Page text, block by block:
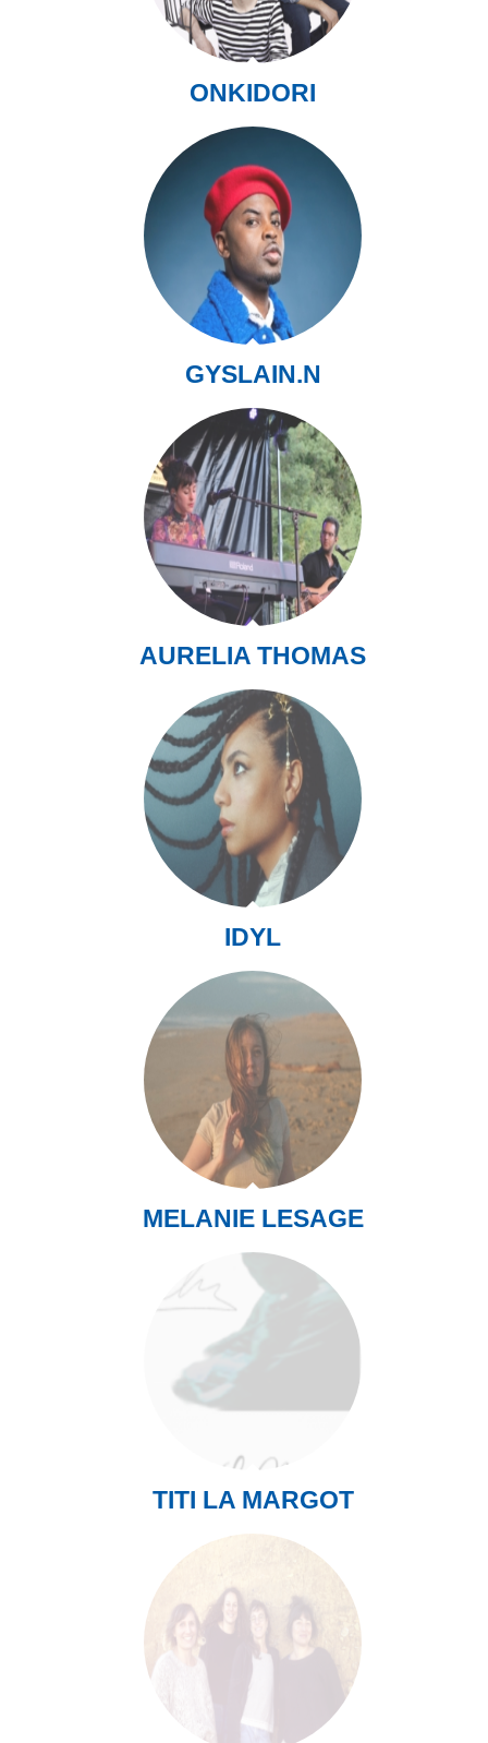
ONKIDORI
GYSLAIN.N
AURELIA THOMAS
IDYL
MELANIE LESAGE
TITI LA MARGOT